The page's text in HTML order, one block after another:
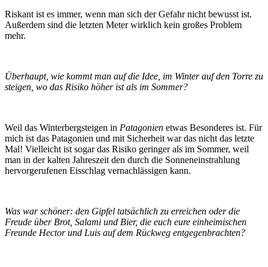
Riskant ist es immer, wenn man sich der Gefahr nicht bewusst ist.
Außerdem sind die letzten Meter wirklich kein großes Problem
mehr.
Überhaupt, wie kommt man auf die Idee, im Winter auf den Torre zu
steigen, wo das Risiko höher ist als im Sommer?
Weil das Winterbergsteigen in Patagonien etwas Besonderes ist. Für
mich ist das Patagonien und mit Sicherheit war das nicht das letzte
Mal! Vielleicht ist sogar das Risiko geringer als im Sommer, weil
man in der kalten Jahreszeit den durch die Sonneneinstrahlung
hervorgerufenen Eisschlag vernachlässigen kann.
Was war schöner: den Gipfel tatsächlich zu erreichen oder die
Freude über Brot, Salami und Bier, die euch eure einheimischen
Freunde Hector und Luis auf dem Rückweg entgegenbrachten?